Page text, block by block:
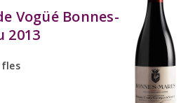
Vogüé Bonnes-
2013